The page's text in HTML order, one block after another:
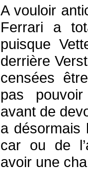
A vouloir
Ferrari a
puisque
derrière
censées
pas
avant de
a désormais
car ou de
avoir une